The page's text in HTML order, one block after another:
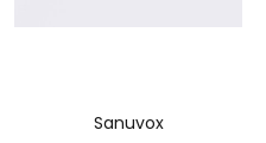
Sanuvox